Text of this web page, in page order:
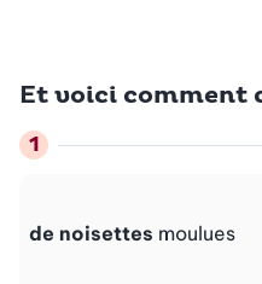
Et voici comment
de noisettes moulues